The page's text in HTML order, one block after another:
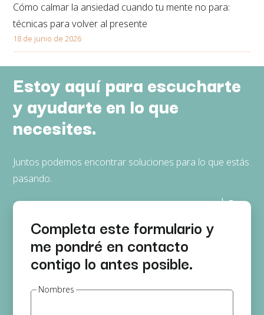
Cómo calmar la ansiedad cuando tu mente no para:
técnicas para volver al presente
18 de junio de 2026
Estoy aquí para escucharte
y ayudarte en lo que
necesites.
Juntos podemos encontrar soluciones para lo que estás
pasando.
Completa este formulario y
me pondré en contacto
contigo lo antes posible.
Nombres